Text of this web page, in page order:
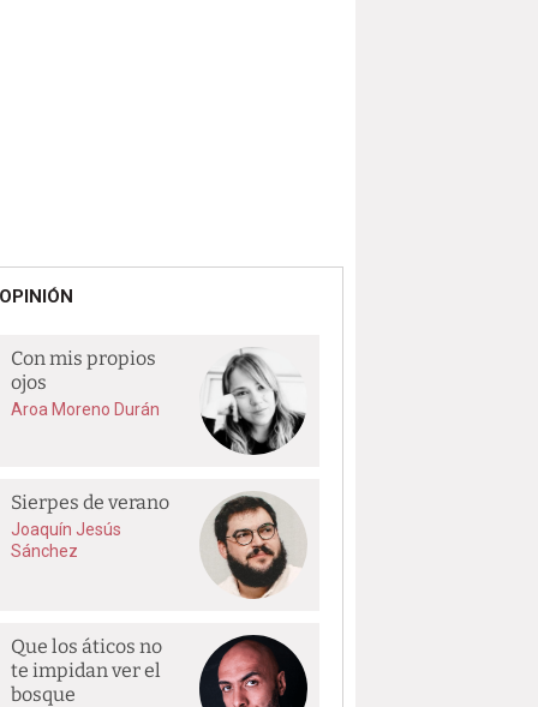
OPINIÓN
Con mis propios
ojos
Aroa Moreno Durán
Sierpes de verano
Joaquín Jesús
Sánchez
Que los áticos no
te impidan ver el
bosque